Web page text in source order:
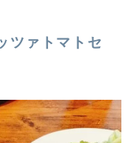
ツァトマトセ